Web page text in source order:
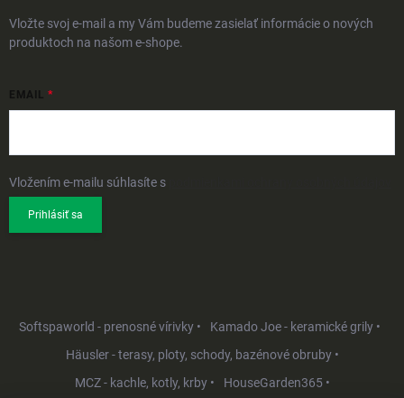
Vložte svoj e-mail a my Vám budeme zasielať informácie o nových
produktoch na našom e-shope.
EMAIL
Vložením e-mailu súhlasíte s
Prihlásiť sa
Softspaworld - prenosné vírivky •
Kamado Joe - keramické grily •
Häusler - terasy, ploty, schody, bazénové obruby •
MCZ - kachle, kotly, krby •
HouseGarden365 •